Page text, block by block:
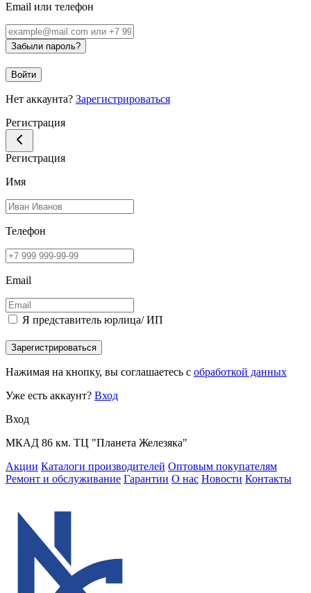
Email или телефон
Забыли пароль?
Войти
Нет аккаунта? Зарегистрироваться
Регистрация
Регистрация
Имя
Телефон
Email
Я представитель юрлица/ ИП
Зарегистрироваться
Нажимая на кнопку, вы соглашаетесь с обработкой данных
Уже есть аккаунт? Вход
Вход
МКАД 86 км. ТЦ "Планета Железяка"
Акции Каталоги производителей Оптовым покупателям
Ремонт и обслуживание Гарантии О нас Новости Контакты